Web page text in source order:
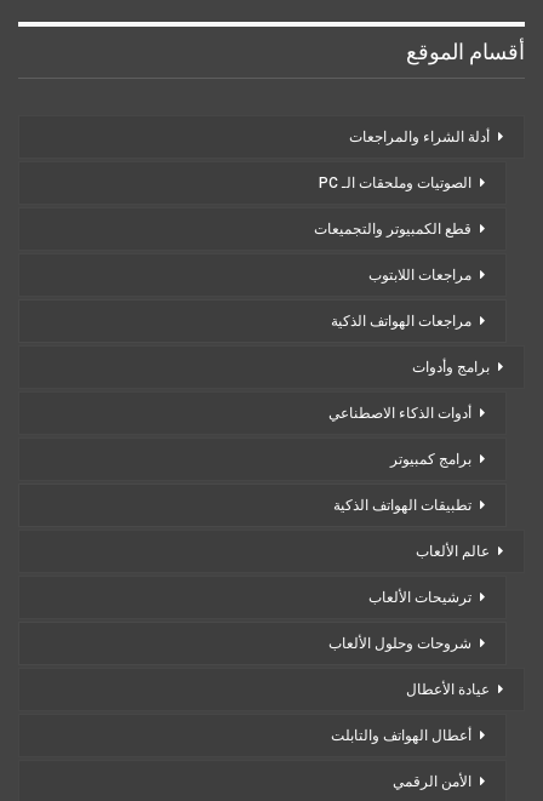
أقسام الموقع
أدلة الشراء والمراجعات
الصوتيات وملحقات الـ PC
قطع الكمبيوتر والتجميعات
مراجعات اللابتوب
مراجعات الهواتف الذكية
برامج وأدوات
أدوات الذكاء الاصطناعي
برامج كمبيوتر
تطبيقات الهواتف الذكية
عالم الألعاب
ترشيحات الألعاب
شروحات وحلول الألعاب
عيادة الأعطال
أعطال الهواتف والتابلت
الأمن الرقمي